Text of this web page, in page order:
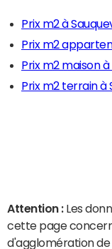
Prix m2 à
Prix m2
Prix m2 maison à
Prix m2 terrain à
Attention : Les
cette page
d'agglomération de